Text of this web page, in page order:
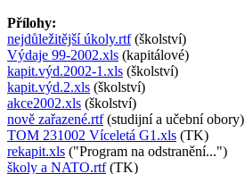
Přílohy:
nejdůležitější úkoly.rtf(školství)
Výdaje 99-2002.xls (kapitálové)
kapit.výd.2002-1.xls (školství)
kapit.výd.2.xls (školství)
akce2002.xls (školství)
nově zařazené.rtf(studijní a učební obory)
TOM 231002 Víceletá G1.xls (TK)
rekapit.xls ("Program na odstranění...")
školy a NATO.rtf(TK)